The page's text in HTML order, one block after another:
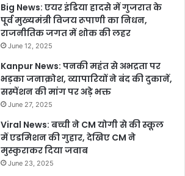
Big News: एयर इंडिया हादसे में गुजरात के
पूर्व मुख्यमंत्री विजय रूपाणी का निधन,
राजनीतिक जगत में शोक की लहर
June 12, 2025
Kanpur News: पनकी महंत से अभद्रता पर
भड़का जनाक्रोश, व्यापारियों ने बंद की दुकानें,
सस्पेंशन की मांग पर अड़े भक्त
June 27, 2025
Viral News: बच्ची ने CM योगी से की स्कूल
में एडमिशन की गुहार, देखिए CM ने
मुस्कुराकर दिया जवाब
June 23, 2025